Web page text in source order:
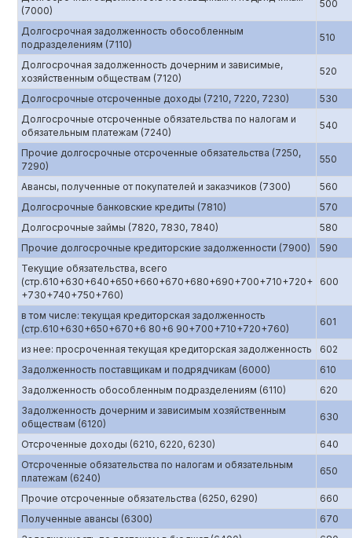
(7000)
500
Долгосрочная задолженность обособленным
подразделениям (7110)
510
Долгосрочная задолженность дочерним и зависимые,
хозяйственным обществам (7120)
520
Долгосрочные отсроченные доходы (7210, 7220, 7230)
530
Долгосрочные отсроченные обязательства по налогам и
обязательным платежам (7240)
540
Прочие долгосрочные отсроченные обязательства (7250,
7290)
550
Авансы, полученные от покупателей и заказчиков (7300)
560
Долгосрочные банковские кредиты (7810)
570
Долгосрочные займы (7820, 7830, 7840)
580
Прочие долгосрочные кредиторские задолженности (7900)
590
Текущие обязательства, всего
(стр.610+630+640+650+660+670+680+690+700+710+720+
+730+740+750+760)
600
в том числе: текущая кредиторская задолженность
(стр.610+630+650+670+6 80+6 90+700+710+720+760)
601
из нее: просроченная текущая кредиторская задолженность
602
Задолженность поставщикам и подрядчикам (6000)
610
Задолженность обособленным подразделениям (6110)
620
Задолженность дочерним и зависимым хозяйственным
обществам (6120)
630
Отсроченные доходы (6210, 6220, 6230)
640
Отсроченные обязательства по налогам и обязательным
платежам (6240)
650
Прочие отсроченные обязательства (6250, 6290)
660
Полученные авансы (6300)
670